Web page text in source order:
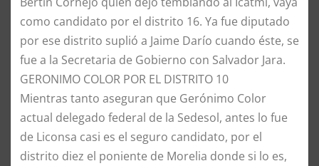
como candidato por el distrito 16. Ya fue diputado
por ese distrito suplió a Jaime Darío cuando éste, se
fue a la Secretaria de Gobierno con Salvador Jara.
​GERONIMO COLOR POR EL DISTRITO 10
​Mientras tanto aseguran que Gerónimo Color
actual delegado federal de la Sedesol, antes lo fue
de Liconsa casi es el seguro candidato, por el
distrito diez el poniente de Morelia donde si lo es,